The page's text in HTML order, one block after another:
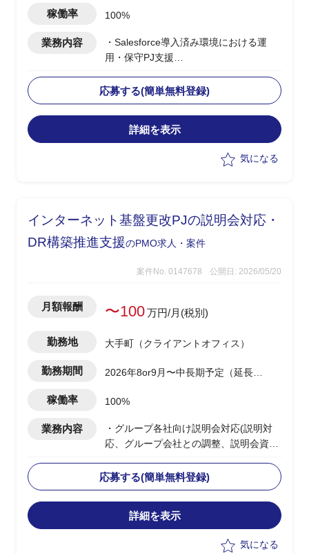
稼働率 100%
業務内容
・Salesforce導入済み環境における運
用・保守PJ支援
・Salesforce設定変更(Flow、オブジェク
ト、画面レイアウト、権限設定等の軽微
な改修)
・業務改善に伴う運用改善/提案
応募する(簡単無料登録)
詳細を表示
気になる
インターネット基盤更改PJの説明会対応・
DR構築推進支援のPMO求人・案件
案件No. 0147678 公開日: 2026/05/20
月額報酬 〜100万円/月(税別)
勤務地 大手町（クライアントオフィス）
勤務期間
2026年8or9月〜中長期予定（延長の
稼働率 100%
業務内容
・グループ各社向け説明会対応(説明対
応、グループ会社との調整、説明会資料
・DR(災害復旧)環境構築のPJ推進(構築
自体は外部ベンダーが担当、推進役とし
て参画)
応募する(簡単無料登録)
詳細を表示
気になる